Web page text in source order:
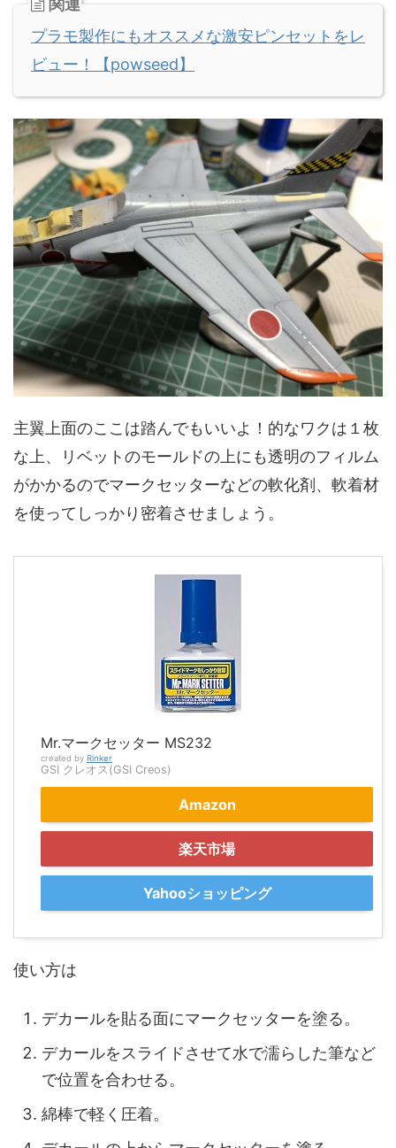
関連
プラモ製作にもオススメな激安ピンセットをレ
ビュー！【powseed】
主翼上面のここは踏んでもいいよ！的なワクは１枚
な上、リベットのモールドの上にも透明のフィルム
がかかるのでマークセッターなどの軟化剤、軟着材
を使ってしっかり密着させましょう。
Mr.マークセッター MS232
created by Rinker
GSI クレオス(GSI Creos)
Amazon
楽天市場
Yahooショッピング
使い方は
デカールを貼る面にマークセッターを塗る。
デカールをスライドさせて水で濡らした筆など
で位置を合わせる。
綿棒で軽く圧着。